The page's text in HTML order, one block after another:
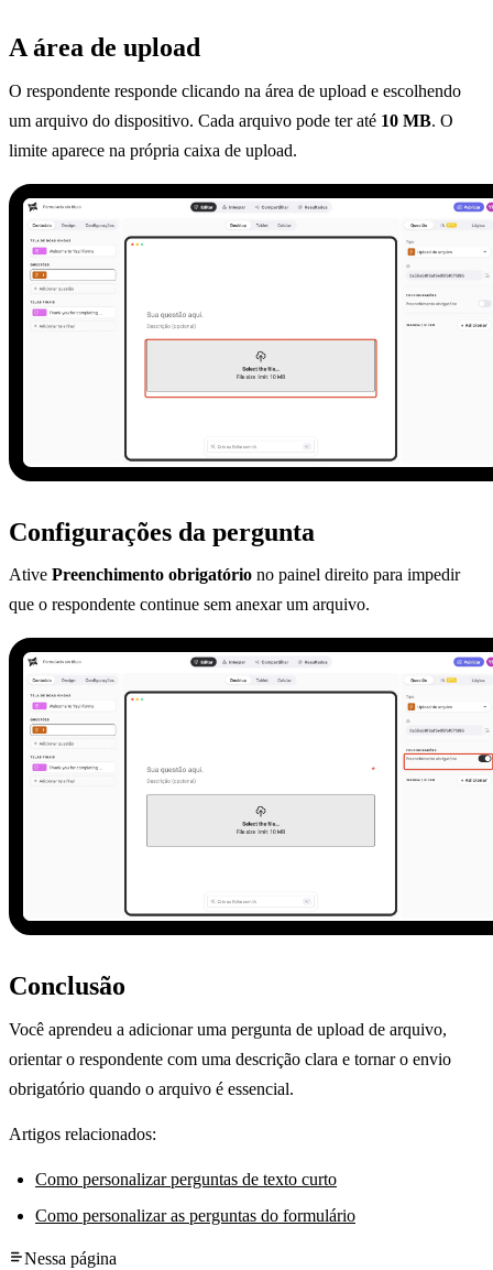
A área de upload
O respondente responde clicando na área de upload e escolhendo
um arquivo do dispositivo. Cada arquivo pode ter até 10 MB. O
limite aparece na própria caixa de upload.
Configurações da pergunta
Ative Preenchimento obrigatório no painel direito para impedir
que o respondente continue sem anexar um arquivo.
Conclusão
Você aprendeu a adicionar uma pergunta de upload de arquivo,
orientar o respondente com uma descrição clara e tornar o envio
obrigatório quando o arquivo é essencial.
Artigos relacionados:
Como personalizar perguntas de texto curto
Como personalizar as perguntas do formulário
Nessa página